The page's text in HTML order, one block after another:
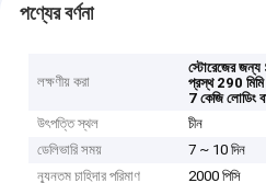
পণ্যের বর্ণনা
লক্ষণীয় করা
স্টোরেজের
প্রস্থ 290
7 কেজি লোডিং
উৎপত্তি স্থল
চীন
ডেলিভারি সময়
7 ~ 10 দিন
ন্যূনতম চাহিদার পরিমাণ
2000 পিসি